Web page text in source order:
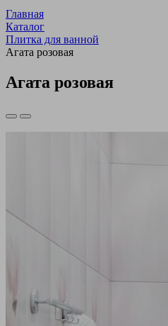
Главная
Каталог
Плитка для ванной
Агата розовая
Агата розовая